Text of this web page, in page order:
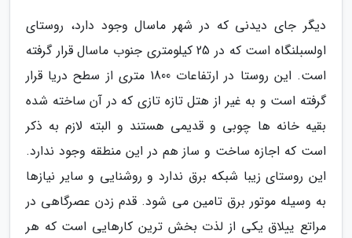
دیگر جای دیدنی که در شهر ماسال وجود دارد، روستای
اولسبلنگاه است که در 25 کیلومتری جنوب ماسال قرار گرفته
است. این روستا در ارتفاعات 1800 متری از سطح دریا قرار
گرفته است و به غیر از هتل تازه تازی که در آن ساخته شده
بقیه خانه ها چوبی و قدیمی هستند و البته لازم به ذکر
است که اجازه ساخت و ساز هم در این منطقه وجود ندارد.
این روستای زیبا شبکه برق ندارد و روشنایی و سایر نیازها
به وسیله موتور برق تامین می شود. قدم زدن عصرگاهی در
مراتع ییلاق یکی از لذت بخش ترین کارهایی است که هر